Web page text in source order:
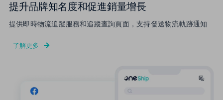
提升品牌知名度和促進銷量增長
提供即時物流追蹤服務和追蹤查詢頁面，支持發送物流軌跡通知
了解更多